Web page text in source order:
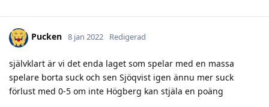
Pucken 8 jan 2022 Redigerad
självklart är vi det enda laget som spelar med en massa
spelare borta suck och sen Sjöqvist igen ännu mer suck
förlust med 0-5 om inte Högberg kan stjäla en poäng